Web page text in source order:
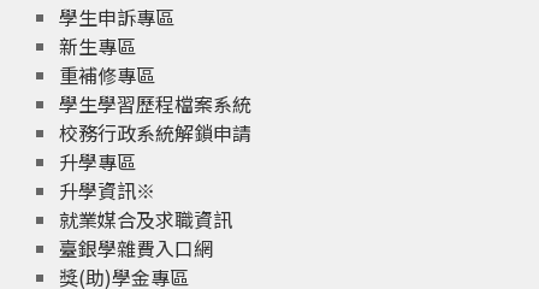
學生申訴專區
新生專區
重補修專區
學生學習歷程檔案系統
校務行政系統解鎖申請
升學專區
升學資訊※
就業媒合及求職資訊
臺銀學雜費入口網
獎(助)學金專區